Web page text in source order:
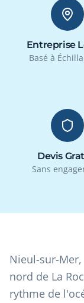
Entreprise
Basé à
Devis
Sans
Nieul-sur-
nord de La
rythme de